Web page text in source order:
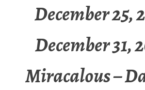
December 25,
December 31,
Miracalous –